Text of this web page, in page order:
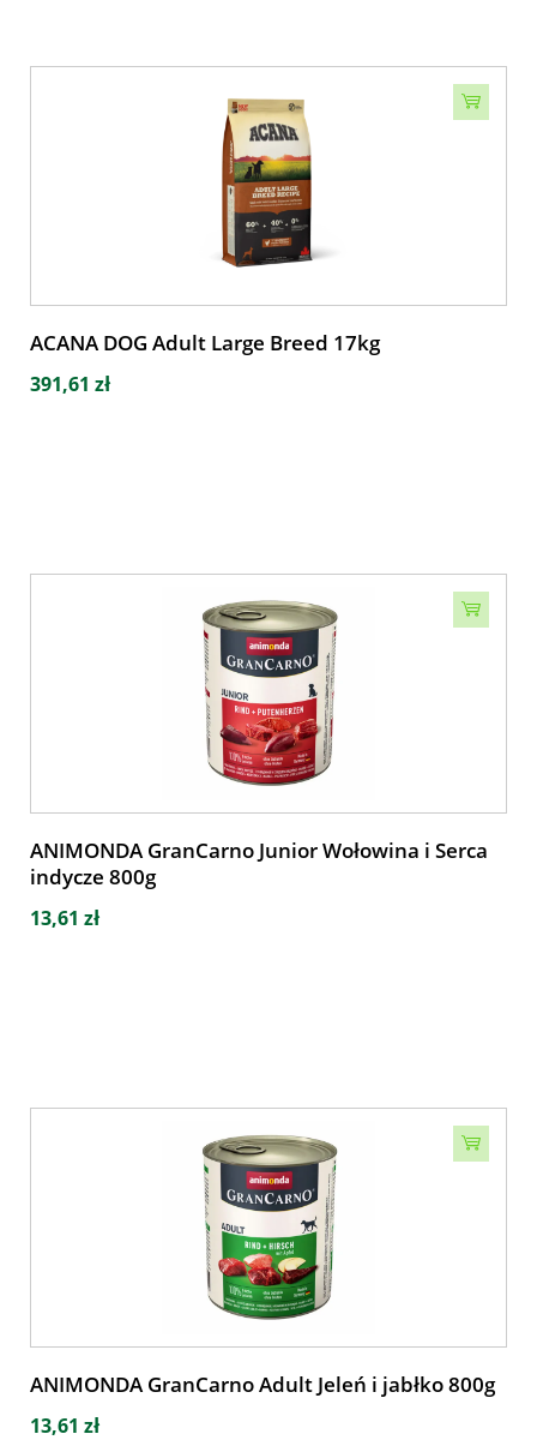
ACANA DOG Adult Large Breed 17kg
391,61 zł
ANIMONDA GranCarno Junior Wołowina i Serca
indycze 800g
13,61 zł
ANIMONDA GranCarno Adult Jeleń i jabłko 800g
13,61 zł